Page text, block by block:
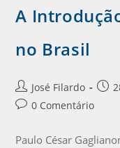
A
no Brasil
José Filardo
0 Comentário
Paulo César